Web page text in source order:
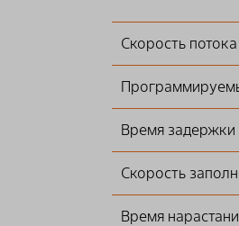
Скорость
Время задержки
Скорость
Время